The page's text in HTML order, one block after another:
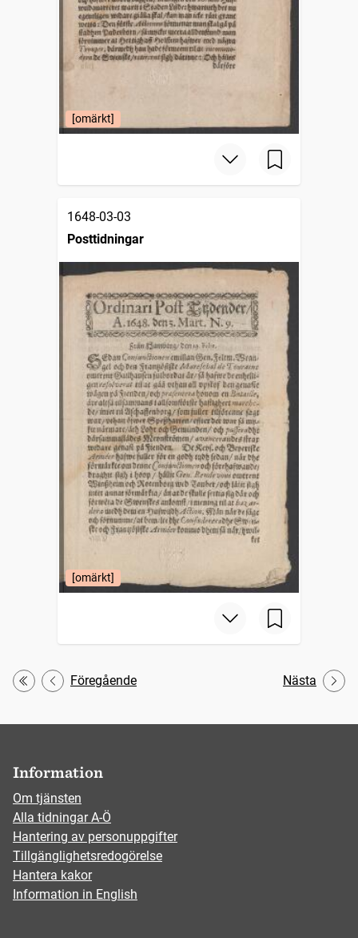
[omärkt]
1648-03-03
Posttidningar
[omärkt]
Första
Föregående Nästa
Information
Om tjänsten
Alla tidningar A-Ö
Hantering av personuppgifter
Tillgänglighetsredogörelse
Hantera kakor
Information in English